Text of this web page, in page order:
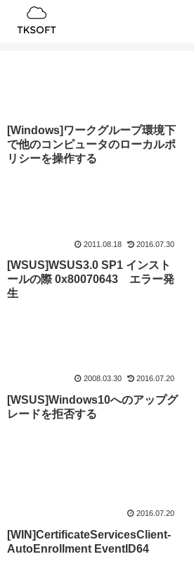
[Windows]ワークグループ環境下
で他のコンピュータのローカルポ
リシーを操作する
2011.08.18 2016.07.30
[WSUS]WSUS3.0 SP1 インスト
ールの際 0x80070643 エラー発
生
2008.03.30 2016.07.20
[WSUS]Windows10へのアップグ
レードを拒否する
2016.07.20
[WIN]CertificateServicesClient-
AutoEnrollment EventID64